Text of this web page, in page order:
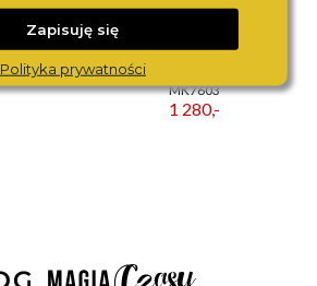
MICHAEL KORS
MK7603
1 280,-
Zapisuję się
Polityka prywatności